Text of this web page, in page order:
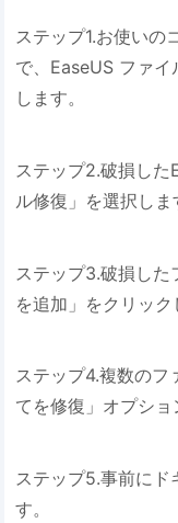
ステップ1.お使いの
で、EaseUS ファ
します。
ステップ2.破損した
ル修復」を選択しま
ステップ3.破損し
を追加」をクリック
ステップ4.複数のフ
てを修復」オプショ
ステップ5.事前にド
す。